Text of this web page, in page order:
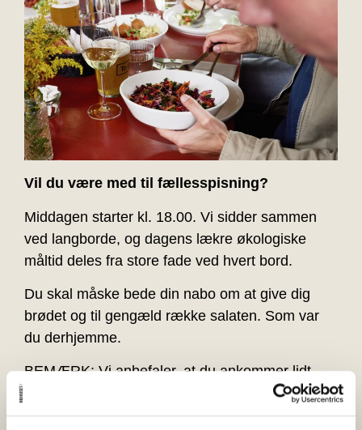
Vil du være med til fællesspisning?
Middagen starter kl. 18.00. Vi sidder sammen
ved langborde, og dagens lækre økologiske
måltid deles fra store fade ved hvert bord.
Du skal måske bede din nabo om at give dig
brødet og til gengæld række salaten. Som var
du derhjemme.
BEMÆRK: Vi anbefaler, at du ankommer lidt
tidligere, så du kan nå at købe drikkevarer i
baren, inden middagen starter.